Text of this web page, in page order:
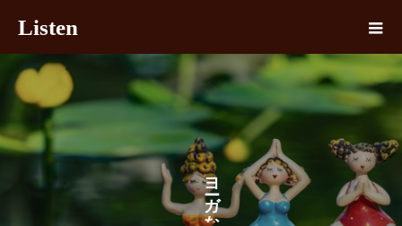
Listen
ヨ
ガ
な